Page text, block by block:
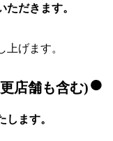
だきます。
げます。
店舗も含む)●
ます。